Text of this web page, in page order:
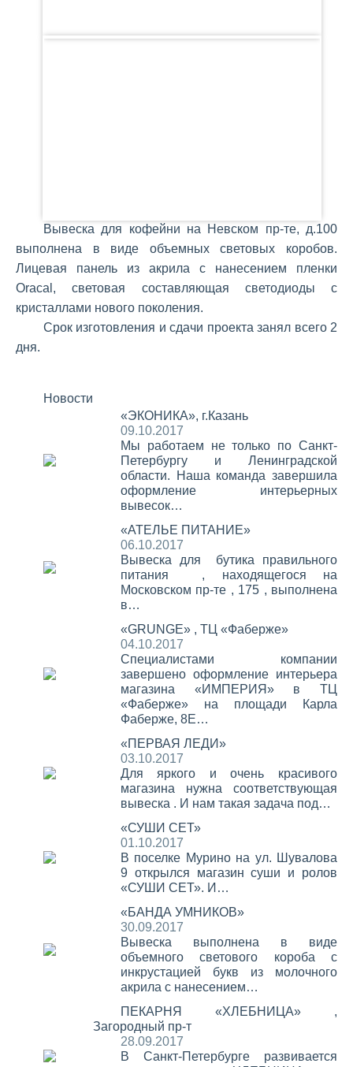
Вывеска для кофейни на Невском пр-те, д.100
выполнена в виде объемных световых коробов.
Лицевая панель из акрила с нанесением пленки
Oracal, световая составляющая светодиоды с
кристаллами нового поколения.
Срок изготовления и сдачи проекта занял всего 2
дня.
Новости
«ЭКОНИКА», г.Казань
09.10.2017
Мы работаем не только по Санкт-
Петербургу и Ленинградской
области. Наша команда завершила
оформление интерьерных
вывесок…
«АТЕЛЬЕ ПИТАНИЕ»
06.10.2017
Вывеска для бутика правильного
питания , находящегося на
Московском пр-те , 175 , выполнена
в…
«GRUNGE» , ТЦ «Фаберже»
04.10.2017
Специалистами компании
завершено оформление интерьера
магазина «ИМПЕРИЯ» в ТЦ
«Фаберже» на площади Карла
Фаберже, 8Е…
«ПЕРВАЯ ЛЕДИ»
03.10.2017
Для яркого и очень красивого
магазина нужна соответствующая
вывеска . И нам такая задача под…
«СУШИ СЕТ»
01.10.2017
В поселке Мурино на ул. Шувалова
9 открылся магазин суши и ролов
«СУШИ СЕТ». И…
«БАНДА УМНИКОВ»
30.09.2017
Вывеска выполнена в виде
объемного светового короба с
инкрустацией букв из молочного
акрила с нанесением…
ПЕКАРНЯ «ХЛЕБНИЦА» ,
Загородный пр-т
28.09.2017
В Санкт-Петербурге развивается